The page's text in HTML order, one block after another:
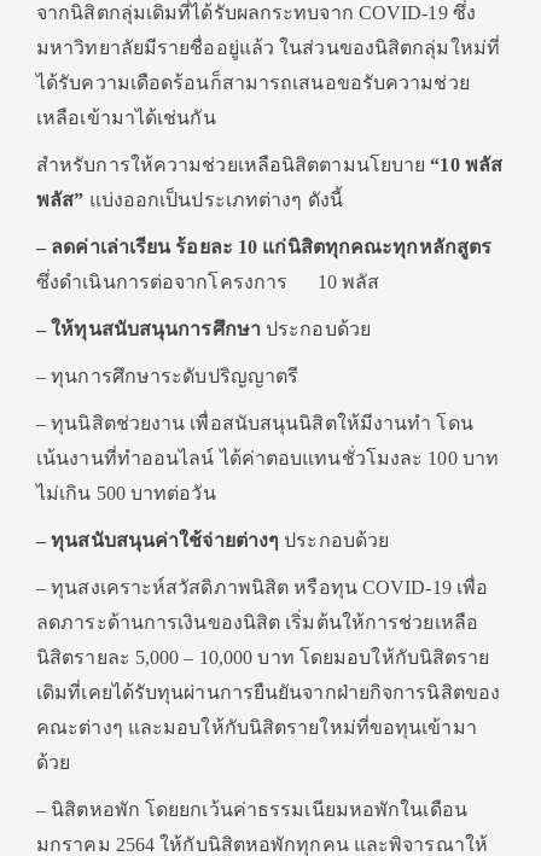
จากนิสิตกลุ่มเดิมที่ได้รับผลกระทบจาก COVID-19 ซึ่ง
มหาวิทยาลัยมีรายชื่ออยู่แล้ว ในส่วนของนิสิตกลุ่มใหม่ที่
ได้รับความเดือดร้อนก็สามารถเสนอขอรับความช่วย
เหลือเข้ามาได้เช่นกัน
สำหรับการให้ความช่วยเหลือนิสิตตามนโยบาย“10 พลัส
พลัส” แบ่งออกเป็นประเภทต่างๆ ดังนี้
– ลดค่าเล่าเรียน ร้อยละ 10 แก่นิสิตทุกคณะทุกหลักสูตร
ซึ่งดำเนินการต่อจากโครงการ 10 พลัส
– ให้ทุนสนับสนุนการศึกษา ประกอบด้วย
– ทุนการศึกษาระดับปริญญาตรี
– ทุนนิสิตช่วยงาน เพื่อสนับสนุนนิสิตให้มีงานทำ โดน
เน้นงานที่ทำออนไลน์ ได้ค่าตอบแทนชั่วโมงละ 100 บาท
ไม่เกิน 500 บาทต่อวัน
– ทุนสนับสนุนค่าใช้จ่ายต่างๆ ประกอบด้วย
– ทุนสงเคราะห์สวัสดิภาพนิสิต หรือทุน COVID-19 เพื่อ
ลดภาระด้านการเงินของนิสิต เริ่มต้นให้การช่วยเหลือ
นิสิตรายละ 5,000 – 10,000 บาท โดยมอบให้กับนิสิตราย
เดิมที่เคยได้รับทุนผ่านการยืนยันจากฝ่ายกิจการนิสิตของ
คณะต่างๆ และมอบให้กับนิสิตรายใหม่ที่ขอทุนเข้ามา
ด้วย
– นิสิตหอพัก โดยยกเว้นค่าธรรมเนียมหอพักในเดือน
มกราคม 2564 ให้กับนิสิตหอพักทุกคน และพิจารณาให้